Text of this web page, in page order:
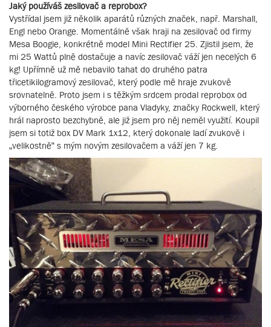
Jaký používáš zesilovač a reprobox?
Vystřídal jsem již několik aparátů různých značek, např. Marshall,
Engl nebo Orange. Momentálně však hraji na zesilovač od firmy
Mesa Boogie, konkrétně model Mini Rectifier 25. Zjistil jsem, že
mi 25 Wattů plně dostačuje a navíc zesilovač váží jen necelých 6
kg! Upřímně už mě nebavilo tahat do druhého patra
třicetikilogramový zesilovač, který podle mě hraje zvukově
srovnatelně. Proto jsem i s těžkým srdcem prodal reprobox od
výborného českého výrobce pana Vladyky, značky Rockwell, který
hrál naprosto bezchybně, ale již jsem pro něj neměl využití. Koupil
jsem si totiž box DV Mark 1x12, který dokonale ladí zvukově i
„velikostně“ s mým novým zesilovačem a váží jen 7 kg.